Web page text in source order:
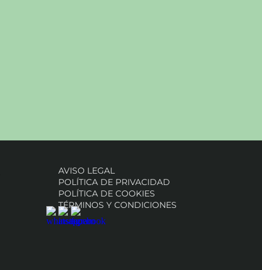
AVISO LEGAL
POLÍTICA DE PRIVACIDAD
POLÍTICA DE COOKIES
TÉRMINOS Y CONDICIONES